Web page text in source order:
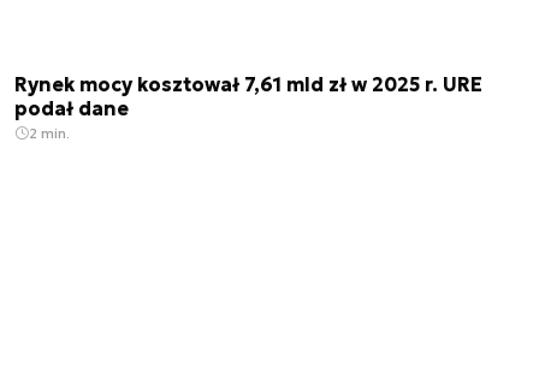
Rynek mocy kosztował 7,61 mld zł w 2025 r. URE
podał dane
2 min.